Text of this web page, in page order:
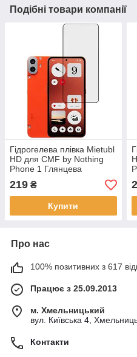
Подібні товари компанії
Гідрогелева плівка Mietubl
HD для CMF by Nothing
Phone 1 Глянцева
219 ₴
Купити
Про нас
100% позитивних з 617
Працює з 25.09.2013
м. Хмельницький
вул. Київська 4,
Контакти